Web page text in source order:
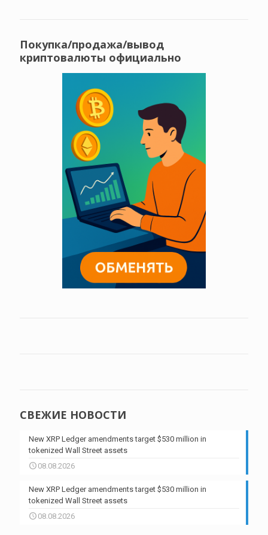
Покупка/продажа/вывод
криптовалюты официально
СВЕЖИЕ НОВОСТИ
New XRP Ledger amendments target $530 million in
tokenized Wall Street assets
08.08.2026
New XRP Ledger amendments target $530 million in
tokenized Wall Street assets
08.08.2026